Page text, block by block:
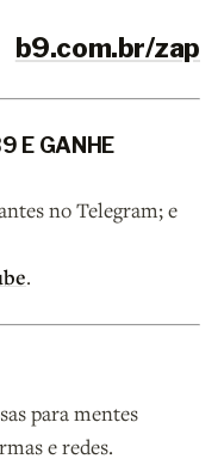
b9.com.br/zap
E GANHE
no Telegram; e
.
para mentes
e redes.